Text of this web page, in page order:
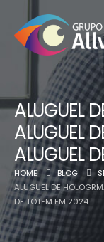
ALUGUEL
ALUGUEL
ALUGUEL
HOME BLOG
ALUGUEL DE
DE TOTEM EM 2024